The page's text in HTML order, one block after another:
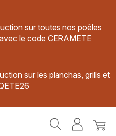
sur toutes nos poêles
le code CERAMETE
sur les planchas, grills et
MonMon